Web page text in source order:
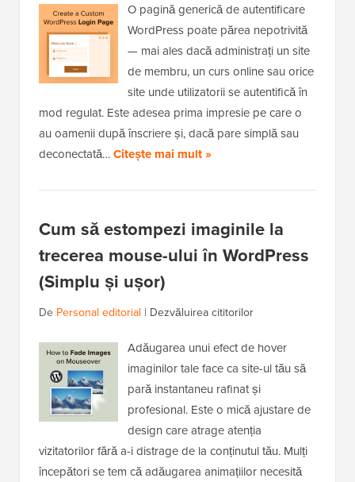
O pagină generică de autentificare
WordPress poate părea nepotrivită
— mai ales dacă administrați un site
de membru, un curs online sau orice
site unde utilizatorii se autentifică în
mod regulat. Este adesea prima impresie pe care o
au oamenii după înscriere și, dacă pare simplă sau
deconectată…Citește mai mult »
Cum să estompezi imaginile la
trecerea mouse-ului în WordPress
(Simplu și ușor)
De Personal editorial | Dezvăluirea cititorilor
Adăugarea unui efect de hover
imaginilor tale face ca site-ul tău să
pară instantaneu rafinat și
profesional. Este o mică ajustare de
design care atrage atenția
vizitatorilor fără a-i distrage de la conținutul tău. Mulți
începători se tem că adăugarea animațiilor necesită